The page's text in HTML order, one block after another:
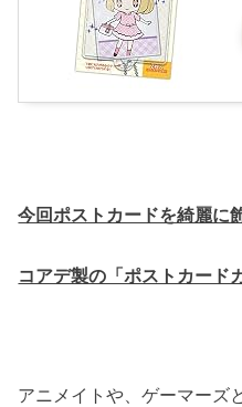
今回ポストカードを綺麗に
コアデ製の「ポストカード
アニメイトや、ゲーマーズ